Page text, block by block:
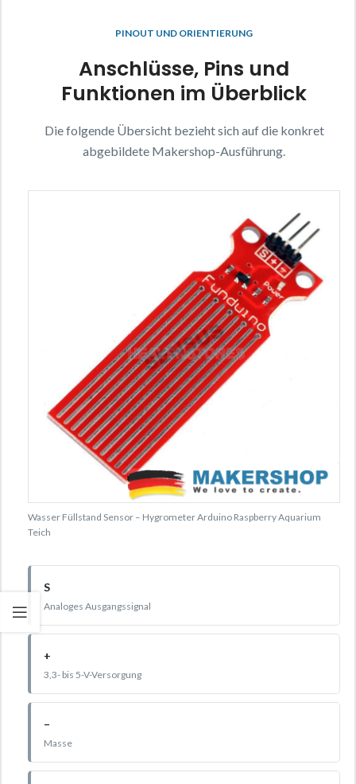
PINOUT UND ORIENTIERUNG
Anschlüsse, Pins und
Funktionen im Überblick
Die folgende Übersicht bezieht sich auf die konkret
abgebildete Makershop-Ausführung.
Wasser Füllstand Sensor – Hygrometer Arduino Raspberry Aquarium
Teich
S
Analoges Ausgangssignal
+
3,3- bis 5-V-Versorgung
–
Masse